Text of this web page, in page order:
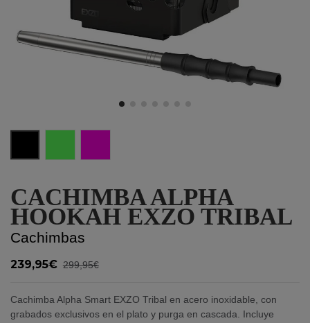
CACHIMBA ALPHA
HOOKAH EXZO TRIBAL
Cachimbas
239,95€ 299,95€
Cachimba Alpha Smart EXZO Tribal en acero inoxidable, con
grabados exclusivos en el plato y purga en cascada. Incluye